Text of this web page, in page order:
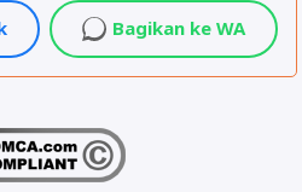
Bagikan ke WA